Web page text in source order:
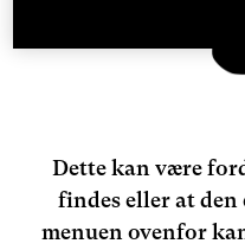
Dette kan være
findes eller at
menuen ovenfor